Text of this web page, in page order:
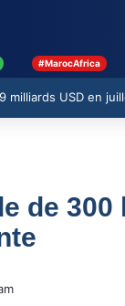
#MarocAfrica
milliards USD en
de